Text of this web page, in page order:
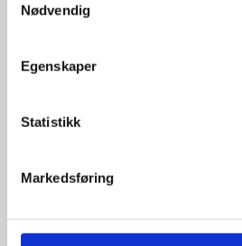
Nødvendig
Egenskaper
Statistikk
Markedsføring